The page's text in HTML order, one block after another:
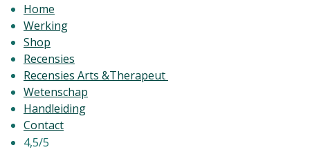
Home
Werking
Shop
Recensies
Recensies Arts &Therapeut
Wetenschap
Handleiding
Contact
4,5/5